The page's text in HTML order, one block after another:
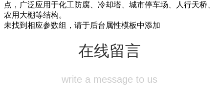
点，广泛应用于化工防腐、冷却塔、城市停车场、人行天桥、
农用大棚等结构。
未找到相应参数组，请于后台属性模板中添加
在线留言
write a message to us